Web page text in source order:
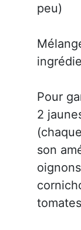
peu)
Pour
2
son